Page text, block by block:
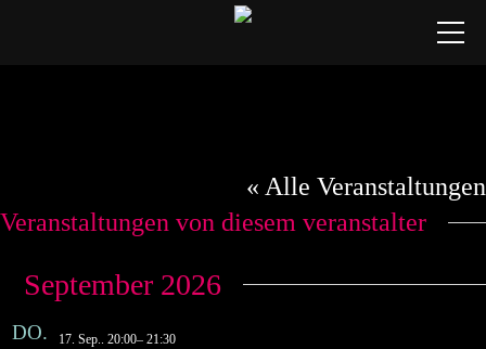
🟥 Livestreams
Spielplan
« Alle Veranstaltungen
Veranstaltungen von diesem veranstalter
September 2026
DO. 17. Sep.. 20:00– 21:30